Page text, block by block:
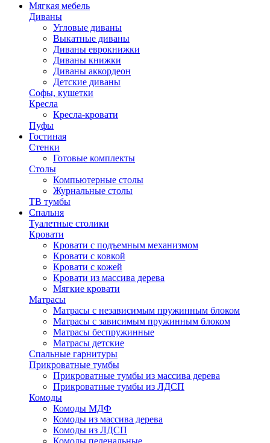
Мягкая мебель
Диваны
Угловые диваны
Выкатные диваны
Диваны еврокнижки
Диваны книжки
Диваны аккордеон
Детские диваны
Софы, кушетки
Кресла
Кресла-кровати
Пуфы
Гостиная
Стенки
Готовые комплекты
Столы
Компьютерные столы
Журнальные столы
ТВ тумбы
Спальня
Туалетные столики
Кровати
Кровати с подъемным механизмом
Кровати с ковкой
Кровати с кожей
Кровати из массива дерева
Мягкие кровати
Матрасы
Матрасы с независимым пружинным блоком
Матрасы с зависимым пружинным блоком
Матрасы беспружинные
Матрасы детские
Спальные гарнитуры
Прикроватные тумбы
Прикроватные тумбы из массива дерева
Прикроватные тумбы из ЛДСП
Комоды
Комоды МДФ
Комоды из массива дерева
Комоды из ЛДСП
Комоды пеленальные